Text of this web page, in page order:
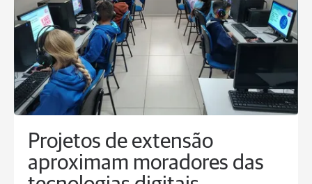
Projetos de extensão
aproximam moradores das